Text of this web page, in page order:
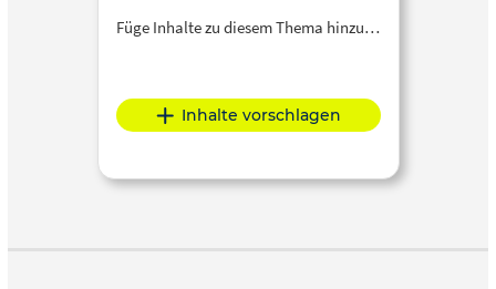
Füge Inhalte zu diesem Thema hinzu…
Inhalte vorschlagen